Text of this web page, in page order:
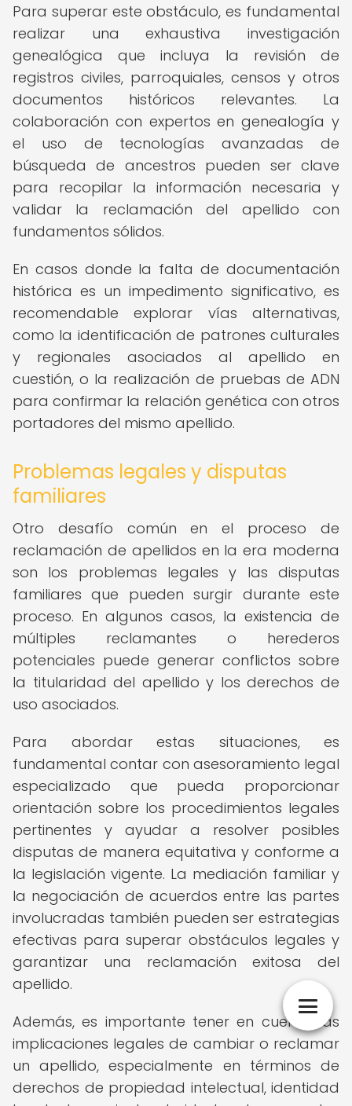
Para superar este obstáculo, es fundamental
realizar una exhaustiva investigación
genealógica que incluya la revisión de
registros civiles, parroquiales, censos y otros
documentos históricos relevantes. La
colaboración con expertos en genealogía y
el uso de tecnologías avanzadas de
búsqueda de ancestros pueden ser clave
para recopilar la información necesaria y
validar la reclamación del apellido con
fundamentos sólidos.
En casos donde la falta de documentación
histórica es un impedimento significativo, es
recomendable explorar vías alternativas,
como la identificación de patrones culturales
y regionales asociados al apellido en
cuestión, o la realización de pruebas de ADN
para confirmar la relación genética con otros
portadores del mismo apellido.
Problemas legales y disputas
familiares
Otro desafío común en el proceso de
reclamación de apellidos en la era moderna
son los problemas legales y las disputas
familiares que pueden surgir durante este
proceso. En algunos casos, la existencia de
múltiples reclamantes o herederos
potenciales puede generar conflictos sobre
la titularidad del apellido y los derechos de
uso asociados.
Para abordar estas situaciones, es
fundamental contar con asesoramiento legal
especializado que pueda proporcionar
orientación sobre los procedimientos legales
pertinentes y ayudar a resolver posibles
disputas de manera equitativa y conforme a
la legislación vigente. La mediación familiar y
la negociación de acuerdos entre las partes
involucradas también pueden ser estrategias
efectivas para superar obstáculos legales y
garantizar una reclamación exitosa del
apellido.
Además, es importante tener en cuenta las
implicaciones legales de cambiar o reclamar
un apellido, especialmente en términos de
derechos de propiedad intelectual, identidad